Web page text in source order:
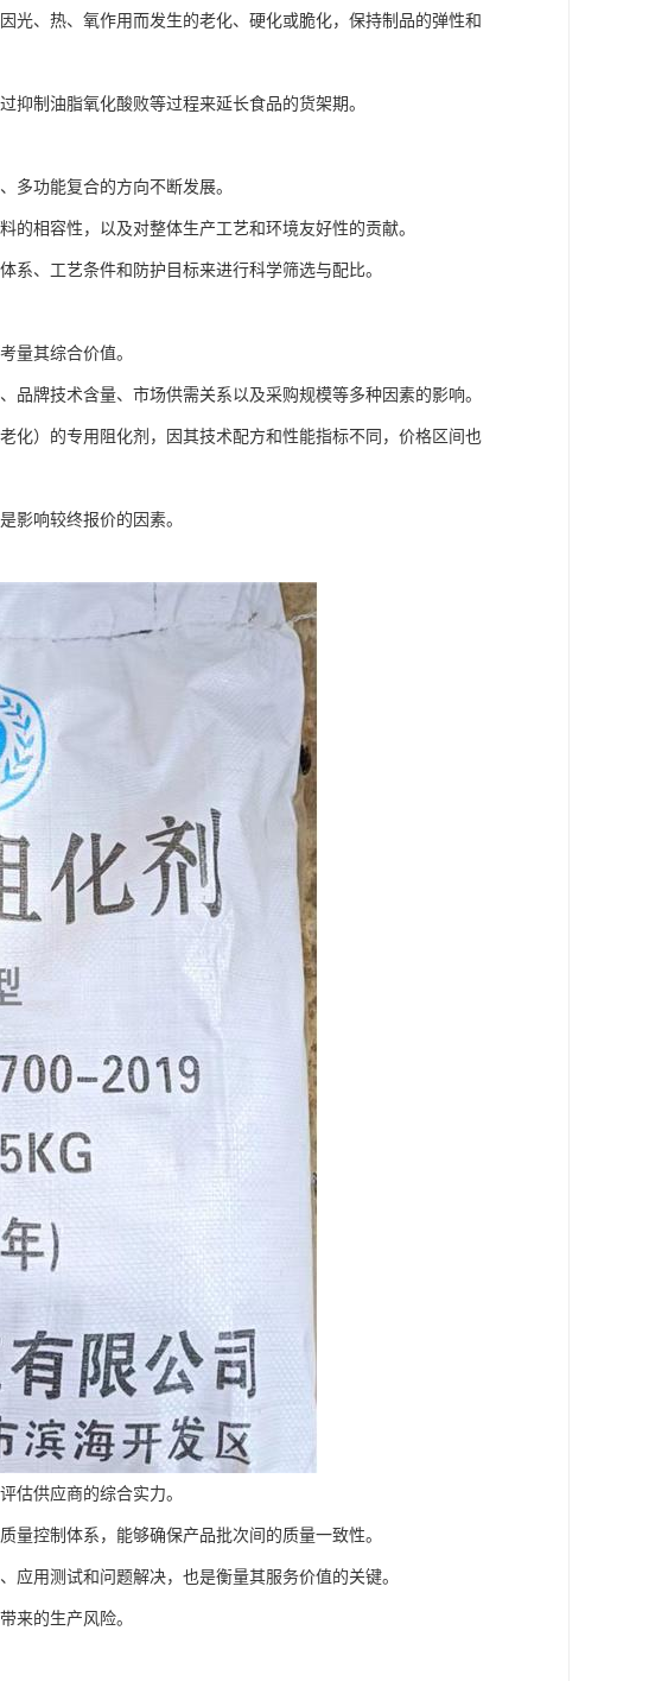
光、热、氧作用而发生的老化、硬化或脆化，保持制品的弹性和
抑制油脂氧化酸败等过程来延长食品的货架期。
多功能复合的方向不断发展。
相容性，以及对整体生产工艺和环境友好性的贡献。
、工艺条件和防护目标来进行科学筛选与配比。
量其综合价值。
牌技术含量、市场供需关系以及采购规模等多种因素的影响。
化）的专用阻化剂，因其技术配方和性能指标不同，价格区间也
影响较终报价的因素。
估供应商的综合实力。
控制体系，能够确保产品批次间的质量一致性。
应用测试和问题解决，也是衡量其服务价值的关键。
来的生产风险。